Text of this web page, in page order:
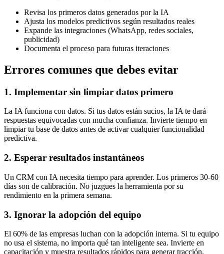
Revisa los primeros datos generados por la IA
Ajusta los modelos predictivos según resultados reales
Expande las integraciones (WhatsApp, redes sociales,
publicidad)
Documenta el proceso para futuras iteraciones
Errores comunes que debes evitar
1. Implementar sin limpiar datos primero
La IA funciona con datos. Si tus datos están sucios, la IA te dará
respuestas equivocadas con mucha confianza. Invierte tiempo en
limpiar tu base de datos antes de activar cualquier funcionalidad
predictiva.
2. Esperar resultados instantáneos
Un CRM con IA necesita tiempo para aprender. Los primeros 30-60
días son de calibración. No juzgues la herramienta por su
rendimiento en la primera semana.
3. Ignorar la adopción del equipo
El 60% de las empresas luchan con la adopción interna. Si tu equipo
no usa el sistema, no importa qué tan inteligente sea. Invierte en
capacitación y muestra resultados rápidos para generar tracción.